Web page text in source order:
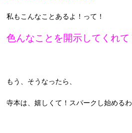
私もこんなことあるよ！って！
色んなことを開示してくれて
もう、そうなったら、
寺本は、嬉しくて！スパークし始めるわ